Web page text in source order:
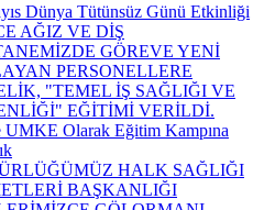
Dünya Tütünsüz Günü Etkinliği
AĞIZ VE DİŞ
GÖREVE YENİ
PERSONELLERE
"TEMEL İŞ SAĞLIĞI VE
EĞİTİMİ VERİLDİ.
UMKE Olarak Eğitim Kampına
HALK SAĞLIĞI
BAŞKANLIĞI